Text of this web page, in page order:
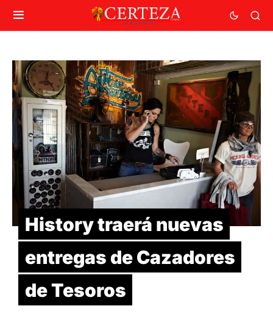
History traerá nuevas
entregas de Cazadores
de Tesoros